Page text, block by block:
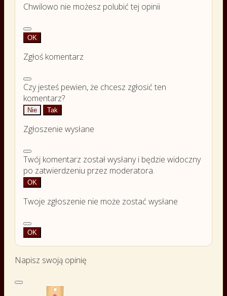
Chwilowo nie możesz polubić tej opinii
OK
Zgłoś komentarz
Czy jesteś pewien, że chcesz zgłosić ten
komentarz?
Nie Tak
Zgłoszenie wysłane
Twój komentarz został wysłany i będzie widoczny
po zatwierdzeniu przez moderatora.
OK
Twoje zgłoszenie nie może zostać wysłane
OK
Napisz swoją opinię